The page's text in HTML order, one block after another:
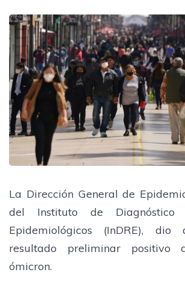
La Dirección General de
del Instituto de Diagnóstico
Epidemiológicos (InDRE),
resultado preliminar
ómicron.